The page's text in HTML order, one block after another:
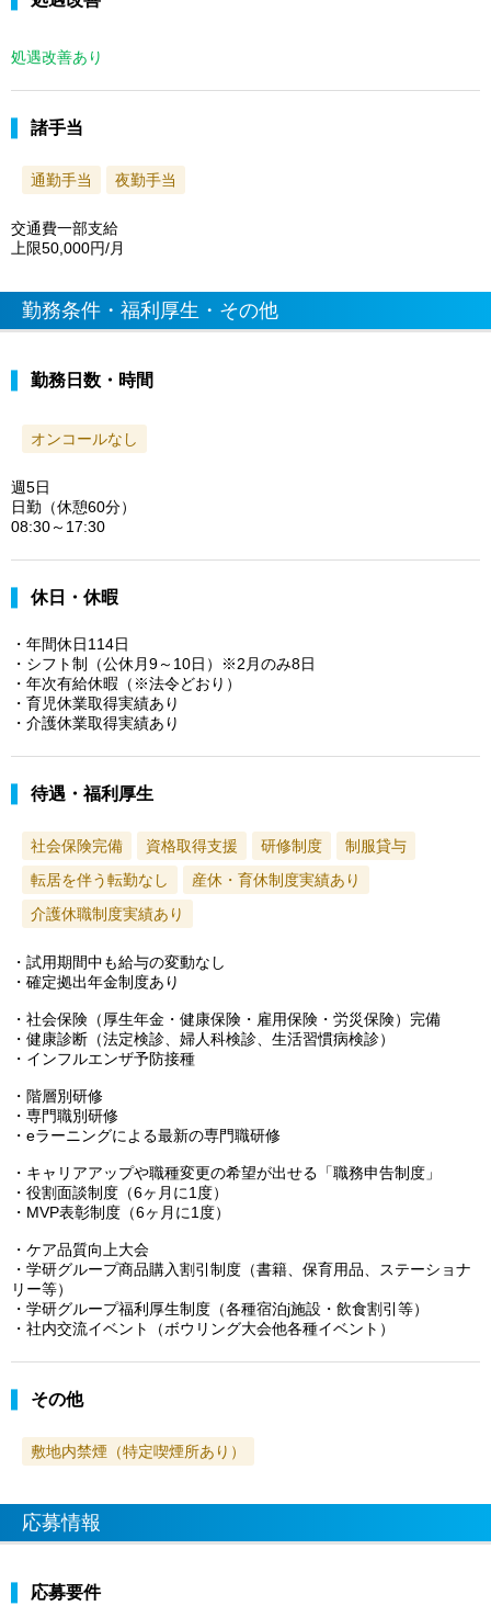
処遇改善あり
諸手当
通勤手当 夜勤手当
交通費一部支給
上限50,000円/月
勤務条件・福利厚生・その他
勤務日数・時間
オンコールなし
週5日
日勤（休憩60分）
08:30～17:30
休日・休暇
・年間休日114日
・シフト制（公休月9～10日）※2月のみ8日
・年次有給休暇（※法令どおり）
・育児休業取得実績あり
・介護休業取得実績あり
待遇・福利厚生
社会保険完備 資格取得支援 研修制度
制服貸与
転居を伴う転勤なし
産休・育休制度実績あり
介護休職制度実績あり
・試用期間中も給与の変動なし
・確定拠出年金制度あり
・社会保険（厚生年金・健康保険・雇用保険・労災保険）完備
・健康診断（法定検診、婦人科検診、生活習慣病検診）
・インフルエンザ予防接種
・階層別研修
・専門職別研修
・eラーニングによる最新の専門職研修
・キャリアアップや職種変更の希望が出せる「職務申告制度」
・役割面談制度（6ヶ月に1度）
・MVP表彰制度（6ヶ月に1度）
・ケア品質向上大会
・学研グループ商品購入割引制度（書籍、保育用品、ステーショナ
リー等）
・学研グループ福利厚生制度（各種宿泊j施設・飲食割引等）
・社内交流イベント（ボウリング大会他各種イベント）
その他
敷地内禁煙（特定喫煙所あり）
応募情報
応募要件